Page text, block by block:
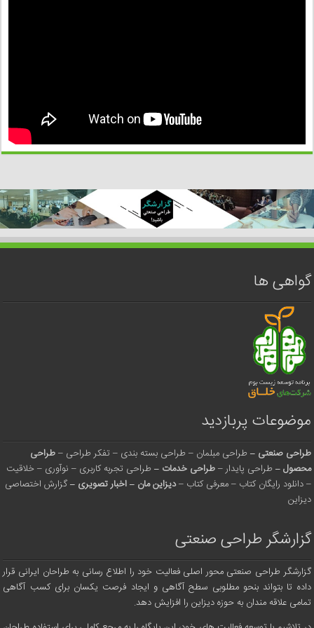
گواهی ها
موضوعات پربازدید
طراحی صنعتی – طراحی مبلمان – طراحی بسته بندی – تفکر طراحی –طراحی
محصول– طراحی پایدار–طراحی خدمات – طراحی تجربه کاربری – نوآوری –خلاقیت
–دانلود رایگان کتاب –معرفی کتاب –دیزاین مان –اخبار تصویری –گزارش اختصاصی
دیزاین
گزارشگر طراحی صنعتی
گزارشگر طراحی صنعتی محور اصلی فعالیت خود را اطلاع رسانی به طراحان ایرانی قرار
داده تا بتواند بنحو مطلوبی سطح آگاهی و ایجاد فرصت یکسان برای کسب آگاهی
تمامی علاقه مندان به حوزه دیزاین را افزایش دهد.